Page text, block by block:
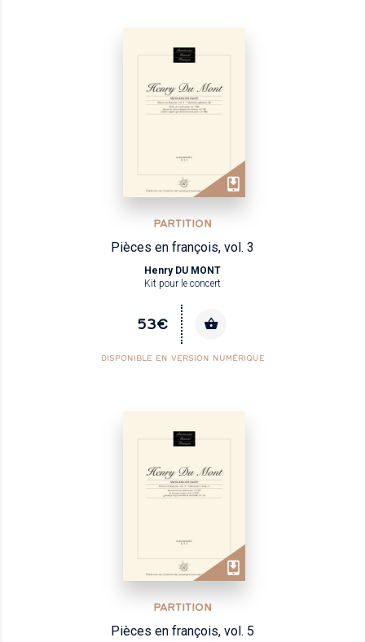
PARTITION
Pièces en françois, vol. 3
Henry DU MONT
Kit pour le concert
53€
DISPONIBLE EN VERSION NUMÉRIQUE
PARTITION
Pièces en françois, vol. 5